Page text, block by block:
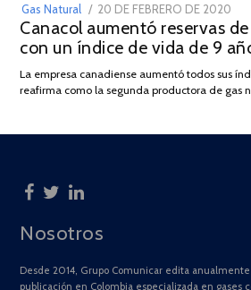
Gas Natural
POSTED
ON
20 DE FEBRERO DE 2020
DE
Canacol aumentó reservas
con un índice de vida de 9
La empresa canadiense aumentó todos sus
reafirma como la segunda productora de gas
Nosotros
Desde 2014, Grupo Comunicar edita anualmente
publicación en Colombia especializada en gases